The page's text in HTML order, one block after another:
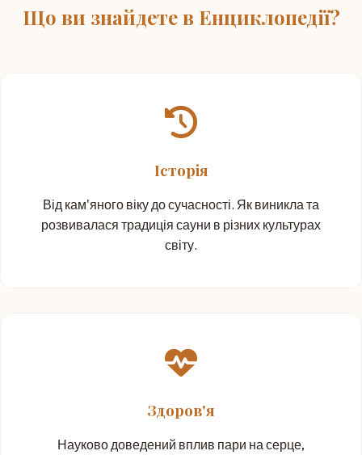
Що ви знайдете в Енциклопедії?
Історія
Від кам'яного віку до сучасності. Як виникла та
розвивалася традиція сауни в різних культурах
світу.
Здоров'я
Науково доведений вплив пари на серце,